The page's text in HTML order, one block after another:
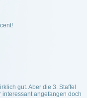
gut. Aber die 3. Staffel
angefangen doch